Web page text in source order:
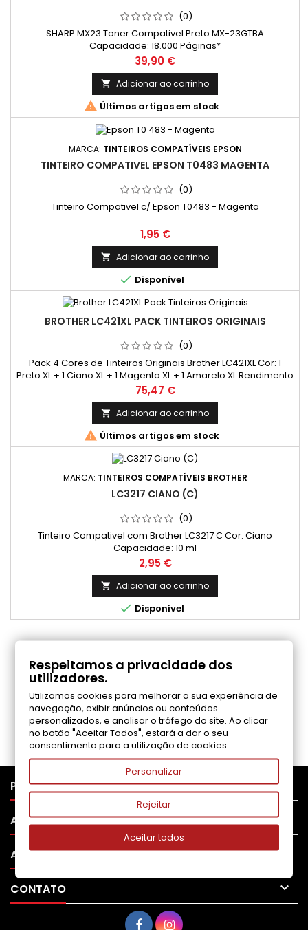
(0)
SHARP MX23 Toner Compativel Preto MX-23GTBA
Capacidade: 18.000 Páginas*
Preço
39,90 €
 Adicionar ao carrinho
 Últimos artigos em stock
MARCA: TINTEIROS COMPATÍVEIS EPSON
TINTEIRO COMPATIVEL EPSON T0483 MAGENTA
(0)
Tinteiro Compativel c/ Epson T0483 - Magenta
Preço
1,95 €
 Adicionar ao carrinho
 Disponível
BROTHER LC421XL PACK TINTEIROS ORIGINAIS
(0)
Pack 4 Cores de Tinteiros Originais Brother LC421XL Cor: 1
Preto XL + 1 Ciano XL + 1 Magenta XL + 1 Amarelo XL Rendimento
Médio: 500 Páginas* / cada cor
Preço
75,47 €
 Adicionar ao carrinho
 Últimos artigos em stock
MARCA: TINTEIROS COMPATÍVEIS BROTHER
LC3217 CIANO (C)
(0)
Tinteiro Compativel com Brother LC3217 C Cor: Ciano
Capacidade: 10 ml
Preço
2,95 €
 Adicionar ao carrinho
 Disponível
COMENTÁRIOS (0)
Seja o primeiro a fazer uma avaliação
PRODUTOS 
APOIO AO CLIENTE 
A SUA CONTA 
CONTATO 
Respeitamos a privacidade dos
utilizadores.
Utilizamos cookies para melhorar a sua experiência de
navegação, exibir anúncios ou conteúdos
personalizados, e analisar o tráfego do site. Ao clicar
no botão "Aceitar Todos", estará a dar o seu
consentimento para a utilização de cookies.
Personalizar
Rejeitar
Aceitar todos